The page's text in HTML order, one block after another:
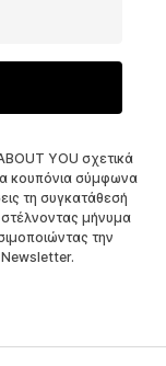
YOU σχετικά
κουπόνια σύμφωνα
τη συγκατάθεσή
μήνυμα
την
Newsletter.